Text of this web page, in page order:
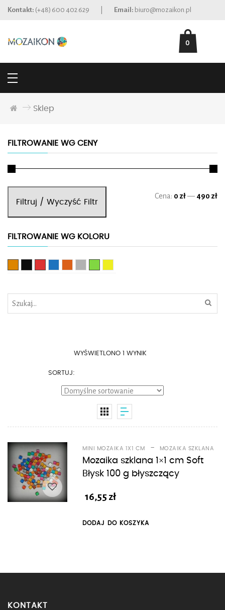
Kontakt: (+48) 600 402 629 Email: biuro@mozaikon.pl
0
Sklep
FILTROWANIE WG CENY
Filtruj / Wyczyść Filtr
Cena: 0 zł— 490 zł
FILTROWANIE WG KOLORU
WYŚWIETLONO 1 WYNIK
SORTUJ:
MINI MOZAIKA 1X1 CM - MOZAIKA SZKLANA
Mozaika szklana 1×1 cm Soft
Błysk 100 g błyszczący
16,55zł
DODAJ DO KOSZYKA
KONTAKT